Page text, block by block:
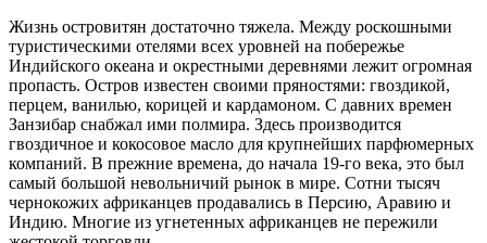
Жизнь островитян достаточно тяжела. Между роскошными
туристическими отелями всех уровней на побережье
Индийского океана и окрестными деревнями лежит огромная
пропасть. Остров известен своими пряностями: гвоздикой,
перцем, ванилью, корицей и кардамоном. С давних времен
Занзибар снабжал ими полмира. Здесь производится
гвоздичное и кокосовое масло для крупнейших парфюмерных
компаний. В прежние времена, до начала 19-го века, это был
самый большой невольничий рынок в мире. Сотни тысяч
чернокожих африканцев продавались в Персию, Аравию и
Индию. Многие из угнетенных африканцев не пережили